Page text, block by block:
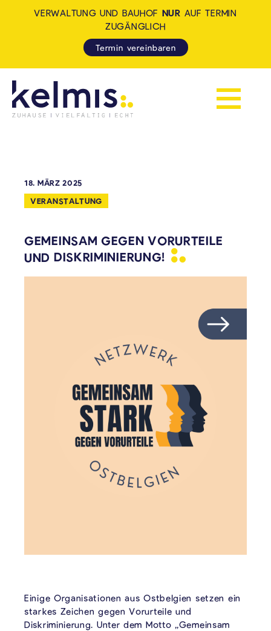
Navigation
VERWALTUNG UND BAUHOF NUR AUF TERMIN
ZUGÄNGLICH
Termin vereinbaren
18. MÄRZ 2025
VERANSTALTUNG
GEMEINSAM GEGEN VORURTEILE
UND DISKRIMINIERUNG!
Einige Organisationen aus Ostbelgien setzen ein
starkes Zeichen gegen Vorurteile und
Diskriminierung. Unter dem Motto „Gemeinsam